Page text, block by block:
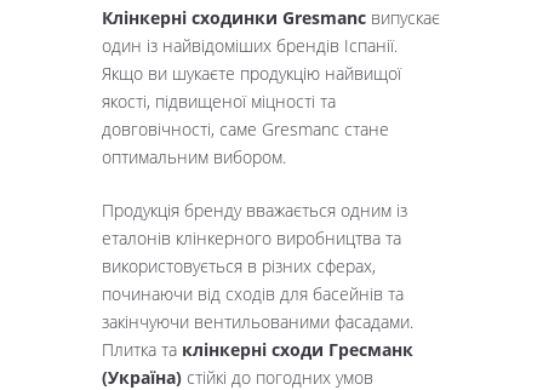
Клінкерні сходинки Gresmanc випускає
один із найвідоміших брендів Іспанії.
Якщо ви шукаєте продукцію найвищої
якості, підвищеної міцності та
довговічності, саме Gresmanc стане
оптимальним вибором.
Продукція бренду вважається одним із
еталонів клінкерного виробництва та
використовується в різних сферах,
починаючи від сходів для басейнів та
закінчуючи вентильованими фасадами.
Плитка та клінкерні сходи Гресманк
(Україна) стійкі до погодних умов